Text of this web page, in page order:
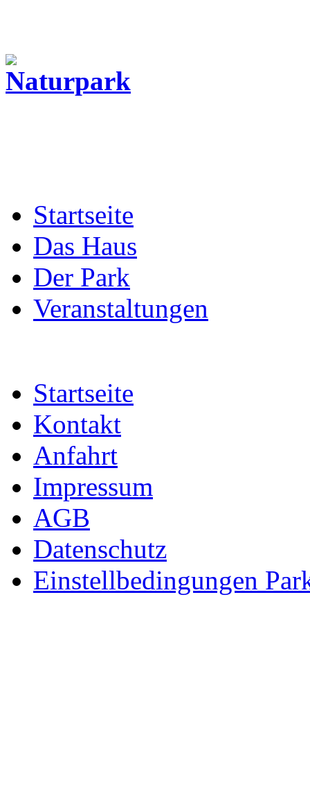
Startseite
Das Haus
Der Park
Veranstaltungen
Startseite
Kontakt
Anfahrt
Impressum
AGB
Datenschutz
Einstellbedingungen